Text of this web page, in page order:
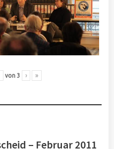
von 3 › »
– Februar 2011